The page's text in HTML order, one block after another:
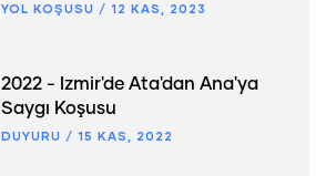
YOL KOŞUSU / 12 KAS, 2023
2022 - İzmir'de Ata'dan Ana'ya
Saygı Koşusu
DUYURU / 15 KAS, 2022